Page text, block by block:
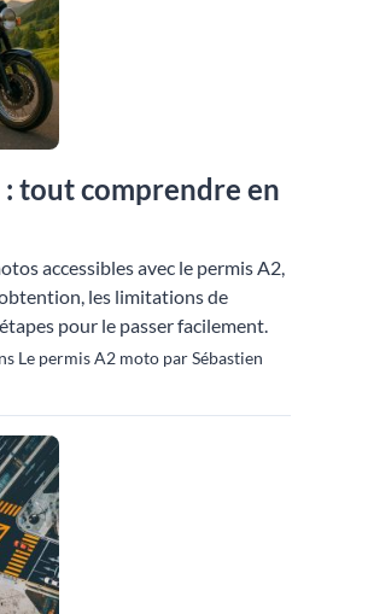
: tout comprendre en
accessibles avec le permis A2,
les limitations de
pour le passer facilement.
Le permis A2 moto par Sébastien